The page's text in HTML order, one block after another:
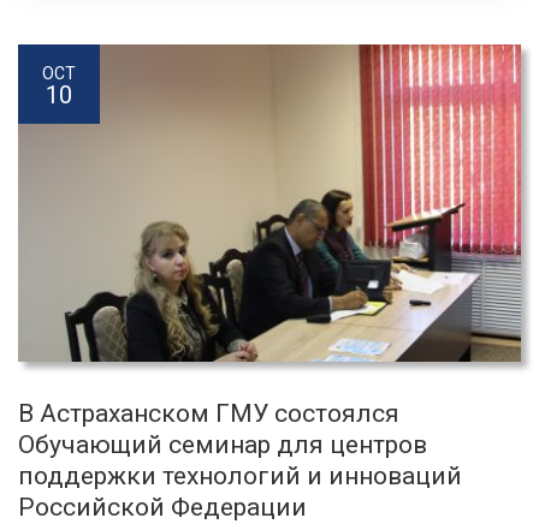
OCT
10
В Астраханском ГМУ состоялся
Обучающий семинар для центров
поддержки технологий и инноваций
Российской Федерации